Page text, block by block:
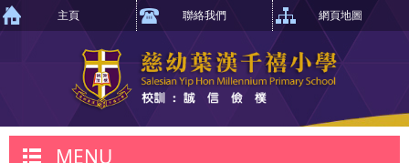
主頁 聯絡我們 網頁地圖
MENU